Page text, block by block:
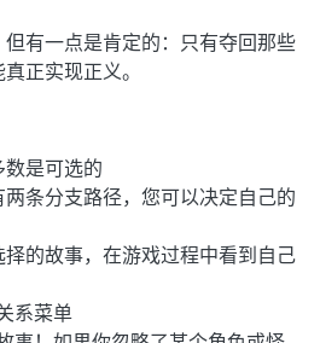
有一点是肯定的：只有夺回那些
正实现正义。
是可选的
条分支路径，您可以决定自己的
的故事，在游戏过程中看到自己
系菜单